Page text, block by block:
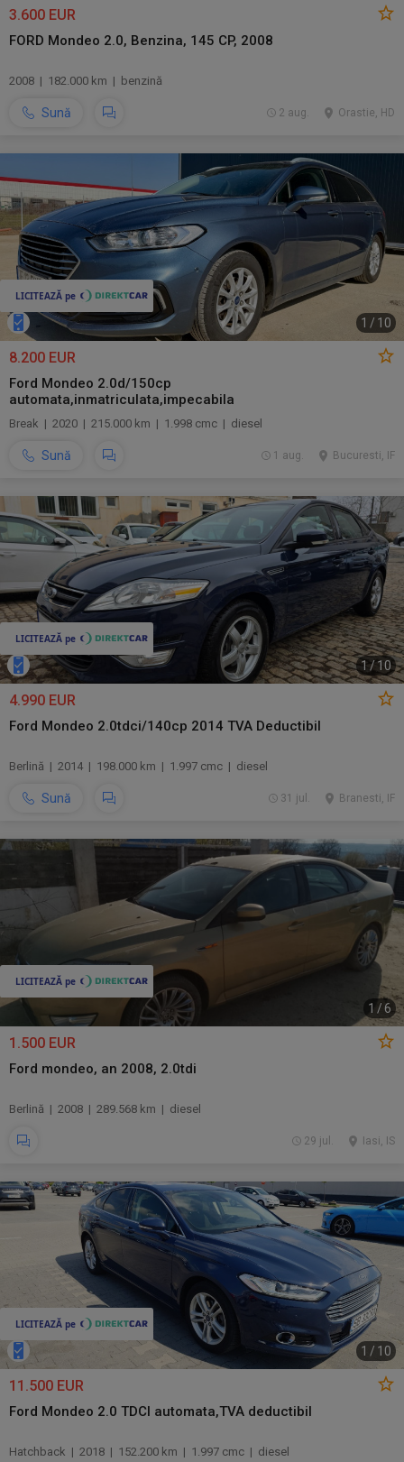
3.600 EUR
FORD Mondeo 2.0, Benzina, 145 CP, 2008
2008 | 182.000 km | benzină
Sună Orastie, HD
2 aug.
1 / 10
8.200 EUR
Ford Mondeo 2.0d/150cp
automata,inmatriculata,impecabila
Break | 2020 | 215.000 km | 1.998 cmc | diesel
Sună Bucuresti, IF
1 aug.
1/10
4.990 EUR
Ford Mondeo 2.0tdci/140cp 2014 TVA Deductibil
Berlină | 2014 | 198.000 km | 1.997 cmc | diesel
Sună Branesti, IF
31 jul.
1 /6
1.500 EUR
Ford mondeo, an 2008, 2.0tdi
Berlină | 2008 | 289.568 km | diesel
Iasi, IS
29 jul.
1 / 10
11.500 EUR
Ford Mondeo 2.0 TDCI automata,TVA deductibil
Hatchback | 2018 | 152.200 km | 1.997 cmc | diesel